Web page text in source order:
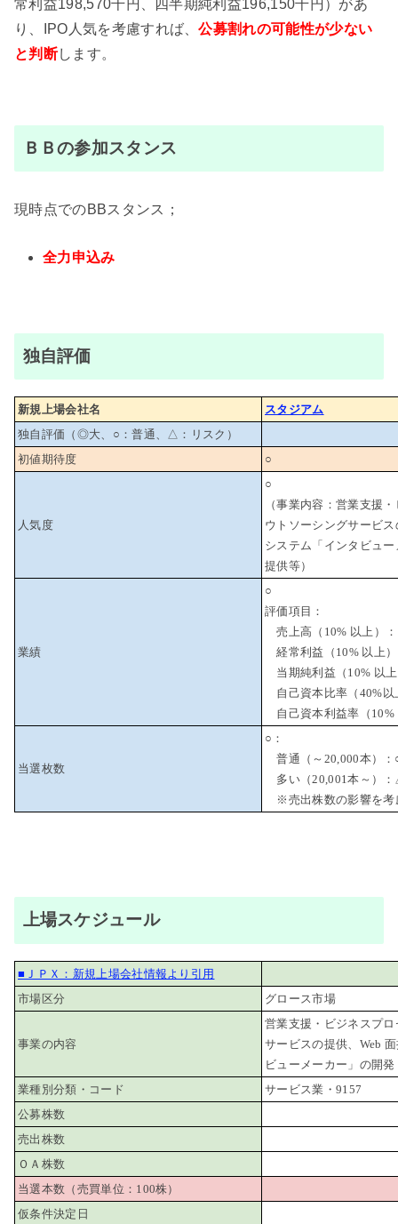
常利益198,570千円、四半期純利益196,150千円）があ
り、IPO人気を考慮すれば、公募割れの可能性が少ない
と判断します。
ＢＢの参加スタンス
現時点でのBBスタンス；
全力申込み
独自評価
新規上場会社名
スタジアム
独自評価（◎大、○：普通、△：リスク）
初値期待度
○
人気度
○
（事業内容：営業支援
ウトソーシングサービ
システム「インタビュ
提供等）
業績
○
評価項目：
売上高（10% 以上）
経常利益（10% 以上
当期純利益（10% 以
自己資本比率（40%
自己資本利益率（10%
当選枚数
○：
普通（～20,000本）
多い（20,001本～）
※売出株数の影響を考
上場スケジュール
■ＪＰＸ：新規上場会社情報より引用
市場区分
グロース市場
事業の内容
営業支援・ビジネスプ
サービスの提供、Web
ビューメーカー」の開
業種別分類・コード
サービス業・9157
公募株数
売出株数
ＯＡ株数
当選本数（売買単位：100株）
仮条件決定日